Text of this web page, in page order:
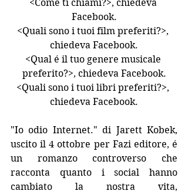
<Come ti chiami?>, chiedeva
Facebook.
<Quali sono i tuoi film preferiti?>,
chiedeva Facebook.
<Qual é il tuo genere musicale
preferito?>, chiedeva Facebook.
<Quali sono i tuoi libri preferiti?>,
chiedeva Facebook.
"Io odio Internet." di Jarett Kobek,
uscito il 4 ottobre per Fazi editore, é
un romanzo controverso che
racconta quanto i social hanno
cambiato la nostra vita,